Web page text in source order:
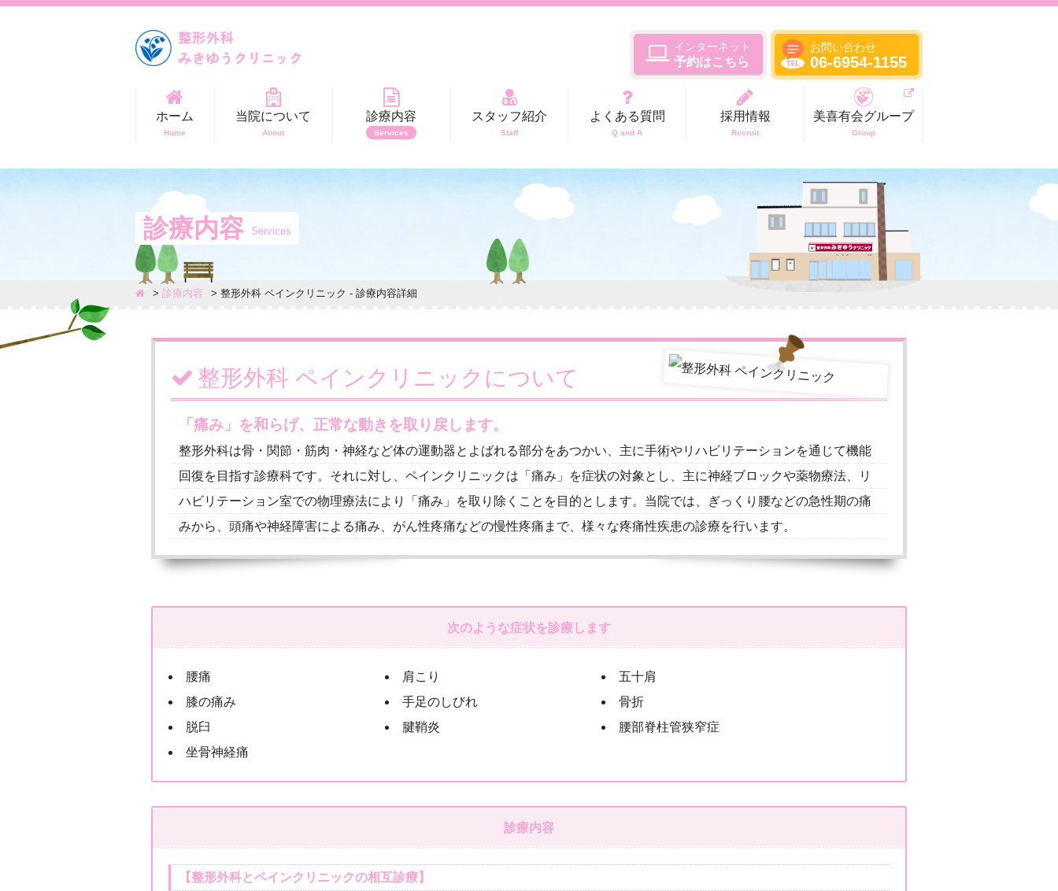
お問い合わせ
06-6954-1155
インターネット
予約はこちら
ホーム
Home
当院について
About
診療内容
Services
スタッフ紹介
Staff
よくある質問
Q and A
採用情報
Recruit
美喜有会グループ
Group
診療内容 Services
診療内容 整形外科 ペインクリニック - 診療内容詳細
整形外科 ペインクリニックについて
「痛み」を和らげ、正常な動きを取り戻します。
整形外科は骨・関節・筋肉・神経など体の運動器とよばれる部分をあつかい、主に手術やリハビリテーションを通じて機能
回復を目指す診療科です。それに対し、ペインクリニックは「痛み」を症状の対象とし、主に神経ブロックや薬物療法、リ
ハビリテーション室での物理療法により「痛み」を取り除くことを目的とします。当院では、ぎっくり腰などの急性期の痛
みから、頭痛や神経障害による痛み、がん性疼痛などの慢性疼痛まで、様々な疼痛性疾患の診療を行います。
次のような症状を診療します
腰痛 肩こり
五十肩
膝の痛み
手足のしびれ
骨折
脱臼
腱鞘炎
腰部脊柱管狭窄症
坐骨神経痛
診療内容
【整形外科とペインクリニックの相互診療】